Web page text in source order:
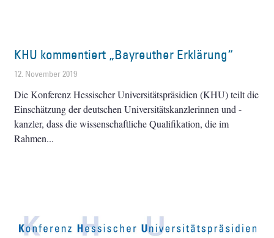
KHU kommentiert „Bayreuther Erklärung“
12. November 2019
Die Konferenz Hessischer Universitätspräsidien (KHU) teilt die
Einschätzung der deutschen Universitätskanzlerinnen und -
kanzler, dass die wissenschaftliche Qualifikation, die im
Rahmen